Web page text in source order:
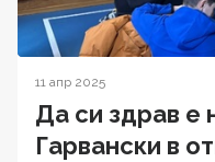
11 апр 2025
Да си здрав е
Гарвански в